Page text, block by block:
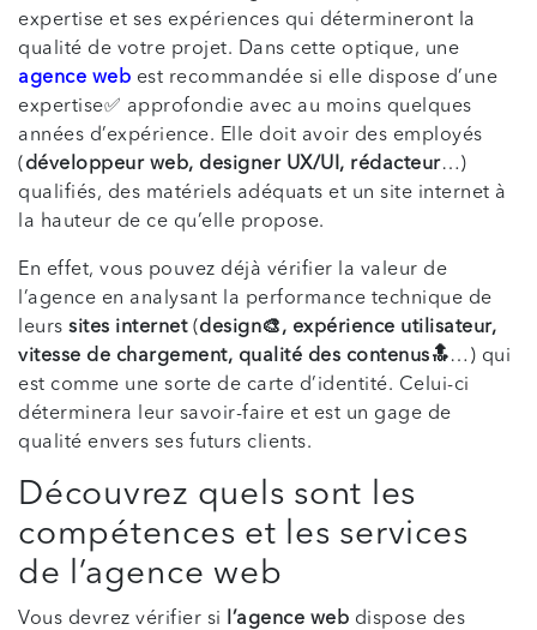
expertise et ses expériences qui détermineront la
qualité de votre projet. Dans cette optique, une
agence web est recommandée si elle dispose d’une
expertise✅ approfondie avec au moins quelques
années d’expérience. Elle doit avoir des employés
( développeur web, designer UX/UI, rédacteur…)
qualifiés, des matériels adéquats et un site internet à
la hauteur de ce qu’elle propose.
En effet, vous pouvez déjà vérifier la valeur de
l’agence en analysant la performance technique de
leurs sites internet(design🎨, expérience utilisateur,
vitesse de chargement, qualité des contenus🔝…) qui
est comme une sorte de carte d’identité. Celui-ci
déterminera leur savoir-faire et est un gage de
qualité envers ses futurs clients.
Découvrez quels sont les
compétences et les services
de l’agence web
Vous devrez vérifier si l’agence web dispose des